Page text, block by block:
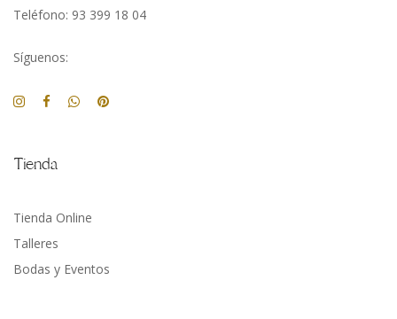
Teléfono: 93 399 18 04
Síguenos:
Tienda
Tienda Online
Talleres
Bodas y Eventos